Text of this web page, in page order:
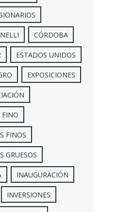
CÓRDOBA
ESTADOS UNIDOS
EXPOSICIONES
FINO
FINOS
GRUESOS
INAUGURACIÓN
INVERSIONES